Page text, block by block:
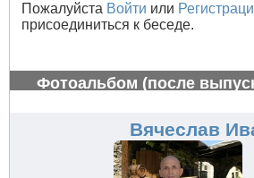
Пожалуйста Войти или
присоединиться к беседе.
Фотоальбом (после
Вячеслав